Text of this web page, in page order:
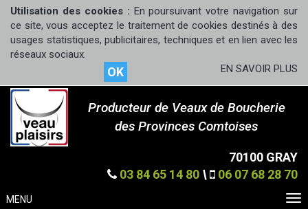
Utilisation des cookies : En poursuivant votre navigation sur
ce site, vous acceptez le traitement de cookies destinés à des
usages statistiques, publicitaires, techniques et en lien avec les
réseaux sociaux.
OK EN SAVOIR PLUS
Producteur de Veaux de Boucherie
des Provinces Comtoises
70100 GRAY
03 84 65 14 80 \ 06 07 68 28 70
MENU